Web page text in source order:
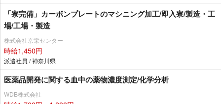
「寮完備」カーボンプレートのマシニング加工/即入寮/製造・工
場/工場・製造
株式会社京栄センター
時給1,450円
派遣社員 / 神奈川県
医薬品開発に関する血中の薬物濃度測定/化学分析
WDB株式会社